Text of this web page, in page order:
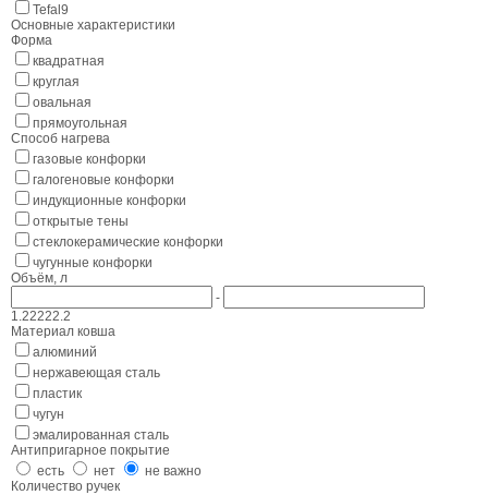
Tefal9
Основные характеристики
Форма
квадратная
круглая
овальная
прямоугольная
Способ нагрева
газовые конфорки
галогеновые конфорки
индукционные конфорки
открытые тены
стеклокерамические конфорки
чугунные конфорки
Объём, л
-
1.22222.2
Материал ковша
алюминий
нержавеющая сталь
пластик
чугун
эмалированная сталь
Антипригарное покрытие
есть
нет
не важно
Количество ручек